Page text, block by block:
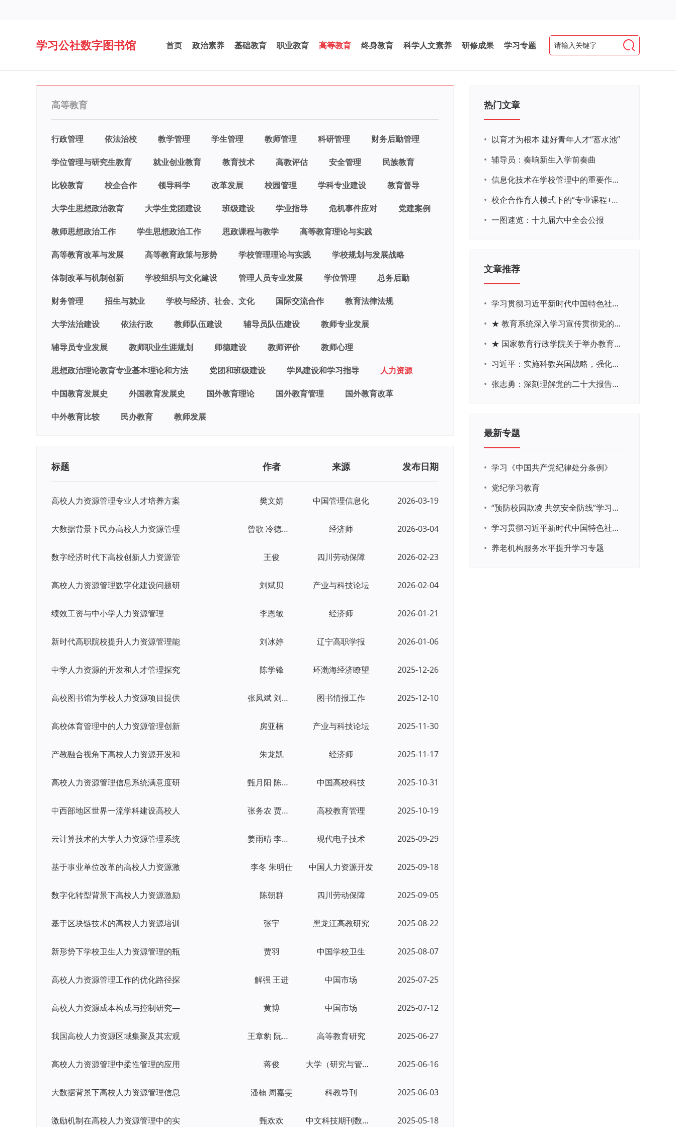
学习公社数字图书馆 首页 政治素养 基础教育 职业教育 高等教育 终身教育 科学人文素养 研修成果 学习专题
高等教育
行政管理 依法治校 教学管理 学生管理 教师管理 科研管理 财务后勤管理
学位管理与研究生教育 就业创业教育 教育技术 高教评估 安全管理 民族教育
比较教育 校企合作 领导科学 改革发展 校园管理 学科专业建设 教育督导
大学生思想政治教育 大学生党团建设 班级建设 学业指导 危机事件应对 党建案例
教师思想政治工作 学生思想政治工作 思政课程与教学 高等教育理论与实践
高等教育改革与发展 高等教育政策与形势 学校管理理论与实践 学校规划与发展战略
体制改革与机制创新 学校组织与文化建设 管理人员专业发展 学位管理 总务后勤
财务管理 招生与就业 学校与经济、社会、文化 国际交流合作 教育法律法规
大学法治建设 依法行政 教师队伍建设 辅导员队伍建设 教师专业发展
辅导员专业发展 教师职业生涯规划 师德建设 教师评价 教师心理
思想政治理论教育专业基本理论和方法 党团和班级建设 学风建设和学习指导 人力资源
中国教育发展史 外国教育发展史 国外教育理论 国外教育管理 国外教育改革
中外教育比较 民办教育 教师发展
标题 作者 来源 发布日期
高校人力资源管理专业人才培养方案 樊文婧 中国管理信息化 2026-03-19
大数据背景下民办高校人力资源管理 曾歌 冷德俊 等 经济师 2026-03-04
数字经济时代下高校创新人力资源管 王俊 四川劳动保障 2026-02-23
高校人力资源管理数字化建设问题研 刘斌贝 产业与科技论坛 2026-02-04
绩效工资与中小学人力资源管理 李恩敏 经济师 2026-01-21
新时代高职院校提升人力资源管理能 刘冰婷 辽宁高职学报 2026-01-06
中学人力资源的开发和人才管理探究 陈学锋 环渤海经济瞭望 2025-12-26
高校图书馆为学校人力资源项目提供 张凤斌 刘亚丽 李海英 图书情报工作 2025-12-10
高校体育管理中的人力资源管理创新 房亚楠 产业与科技论坛 2025-11-30
产教融合视角下高校人力资源开发和 朱龙凯 经济师 2025-11-17
高校人力资源管理信息系统满意度研 甄月阳 陈文强 中国高校科技 2025-10-31
中西部地区世界一流学科建设高校人 张务农 贾保先 张雷生 高校教育管理 2025-10-19
云计算技术的大学人力资源管理系统 姜雨晴 李业隆 现代电子技术 2025-09-29
基于事业单位改革的高校人力资源激 李冬 朱明仕 中国人力资源开发 2025-09-18
数字化转型背景下高校人力资源激励 陈朝群 四川劳动保障 2025-09-05
基于区块链技术的高校人力资源培训 张宇 黑龙江高教研究 2025-08-22
新形势下学校卫生人力资源管理的瓶 贾羽 中国学校卫生 2025-08-07
高校人力资源管理工作的优化路径探 解强 王进 中国市场 2025-07-25
高校人力资源成本构成与控制研究— 黄博 中国市场 2025-07-12
我国高校人力资源区域集聚及其宏观 王章豹 阮晨艳 高等教育研究 2025-06-27
高校人力资源管理中柔性管理的应用 蒋俊 大学（研究与管理） 2025-06-16
大数据背景下高校人力资源管理信息 潘楠 周嘉雯 科教导刊 2025-06-03
激励机制在高校人力资源管理中的实 甄欢欢 中文科技期刊数据库(文摘版)教育 2025-05-18
热门文章
• 以育才为根本 建好青年人才“蓄水池”
• 辅导员：奏响新生入学前奏曲
•
信息化技术在学校管理中的重要作用 ——以贵州省威宁民族中学和校园使用等为例
•
校企合作育人模式下的“专业课程+思政教育+党建活动”交叉融合的课程思政教学探索与实践
• 一图速览：十九届六中全会公报
文章推荐
•
学习贯彻习近平新时代中国特色社会主义思想主题教育网络培训
•
★ 教育系统深入学习宣传贯彻党的二十大精神学习专题
•
★ 国家教育行政学院关于举办教育系统深入学习宣传贯彻党的二十大精神专题网络培训的通知
•
习近平：实施科教兴国战略，强化现代化建设人才支撑
•
张志勇：深刻理解党的二十大报告关于教育的新思想、新战略、新要求
最新专题
• 学习《中国共产党纪律处分条例》
• 党纪学习教育
•
“预防校园欺凌 共筑安全防线”学习专题
•
学习贯彻习近平新时代中国特色社会主义思想主题教育
• 养老机构服务水平提升学习专题